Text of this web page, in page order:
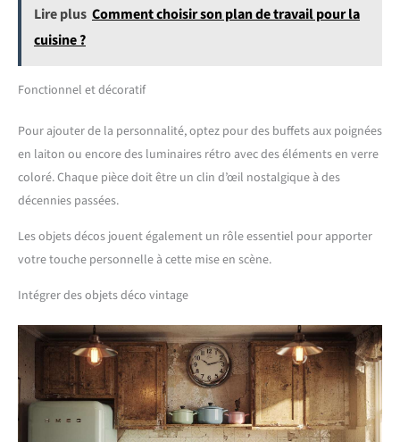
Lire plus Comment choisir son plan de travail pour la
cuisine ?
Fonctionnel et décoratif
Pour ajouter de la personnalité, optez pour des buffets aux poignées
en laiton ou encore des luminaires rétro avec des éléments en verre
coloré. Chaque pièce doit être un clin d’œil nostalgique à des
décennies passées.
Les objets décos jouent également un rôle essentiel pour apporter
votre touche personnelle à cette mise en scène.
Intégrer des objets déco vintage